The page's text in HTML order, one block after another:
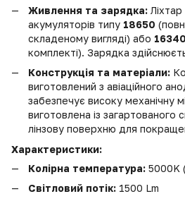
Живлення та зарядка:
акумуляторів типу 18650
складеному вигляді) або 16340
комплекті). Зарядка
Конструкція та матеріали:
виготовлений з авіаційного
забезпечує високу механічну
виготовлена із
лінзову поверхню для
Характеристики:
Колірна температура: 5000K
Світловий потік: 1500 Lm